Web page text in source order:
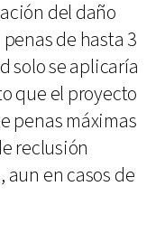
del daño
de hasta 3
solo se aplicaría
que el proyecto
penas máximas
reclusión
en casos de